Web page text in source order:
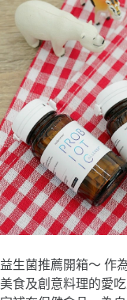
益生菌推薦開箱～ 作
美食及創意料理的愛